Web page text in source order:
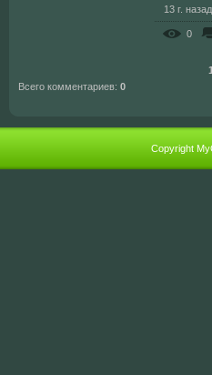
13 г. назад
0
Всего комментариев: 0
Copyright